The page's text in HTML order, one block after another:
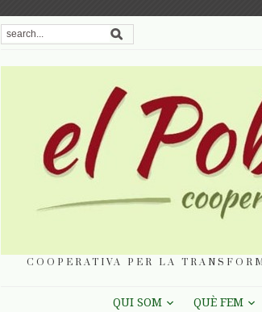
COOPERATIVA PER LA
QUI SOM QUÈ FEM